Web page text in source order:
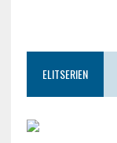
ELITSERIEN